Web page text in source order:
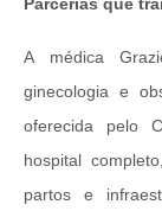
A médica
ginecologia e
oferecida pelo
hospital
partos e